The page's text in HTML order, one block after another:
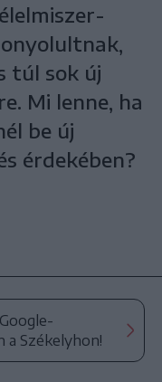
túl sok új
Mi lenne, ha
be új
érdekében?
a Székelyhon!